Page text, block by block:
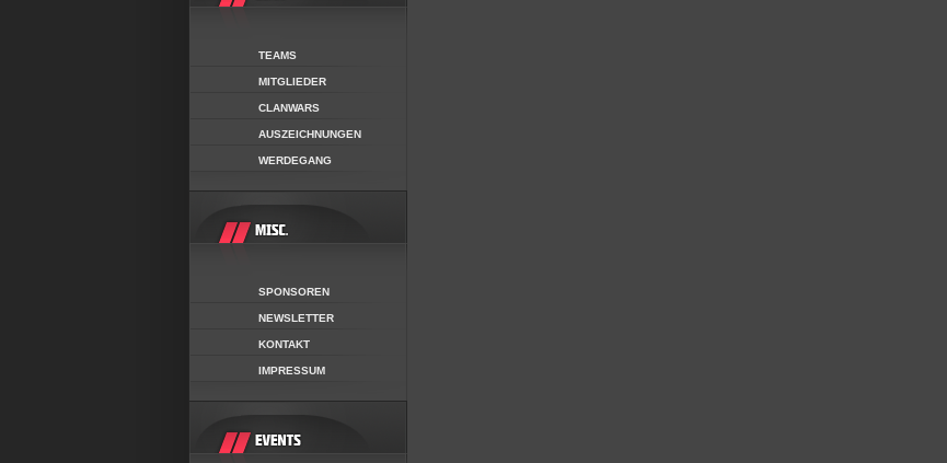
TEAMS
MITGLIEDER
CLANWARS
AUSZEICHNUNGEN
WERDEGANG
SPONSOREN
NEWSLETTER
KONTAKT
IMPRESSUM